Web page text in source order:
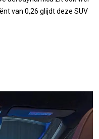
van 0,26 glijdt deze SUV